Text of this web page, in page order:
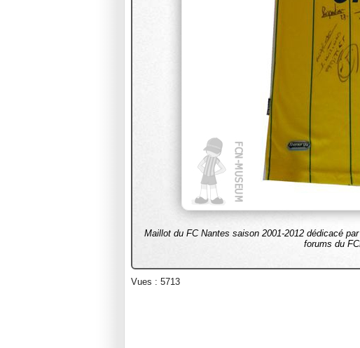
Maillot du FC Nantes saison 2001-2012 dédicacé
forums du
Vues : 5713